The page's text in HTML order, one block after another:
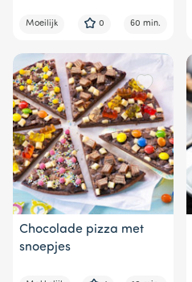
Moeilijk 0 60 min.
Chocolade pizza met
snoepjes